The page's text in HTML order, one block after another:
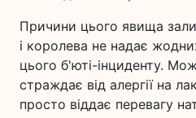
Причини цього явища
і королева не надає
цього б'юті-інциденту.
страждає від алергії на
просто віддає перевагу